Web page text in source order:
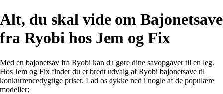
Alt, du skal vide om Bajonetsave
fra Ryobi hos Jem og Fix
Med en bajonetsav fra Ryobi kan du gøre dine savopgaver til en leg.
Hos Jem og Fix finder du et bredt udvalg af Ryobi bajonetsave til
konkurrencedygtige priser. Lad os dykke ned i nogle af de populære
modeller: